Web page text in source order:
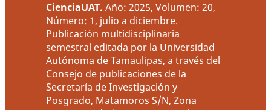
CienciaUAT. Año: 2025, Volumen: 20,
Número: 1, julio a diciembre.
Publicación multidisciplinaria
semestral editada por la Universidad
Autónoma de Tamaulipas, a través del
Consejo de publicaciones de la
Secretaría de Investigación y
Posgrado, Matamoros S/N, Zona